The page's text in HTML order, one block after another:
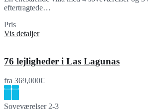
eftertragtede…
Pris
Vis detaljer
76 lejligheder i Las Lagunas
fra 369,000€
Soveværelser 2-3